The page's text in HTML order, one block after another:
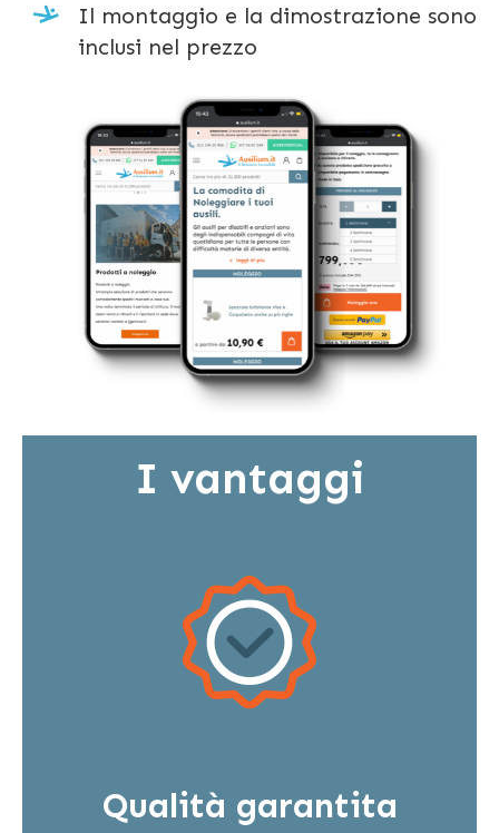
Il montaggio e la dimostrazione sono
inclusi nel prezzo
I vantaggi
Qualità garantita